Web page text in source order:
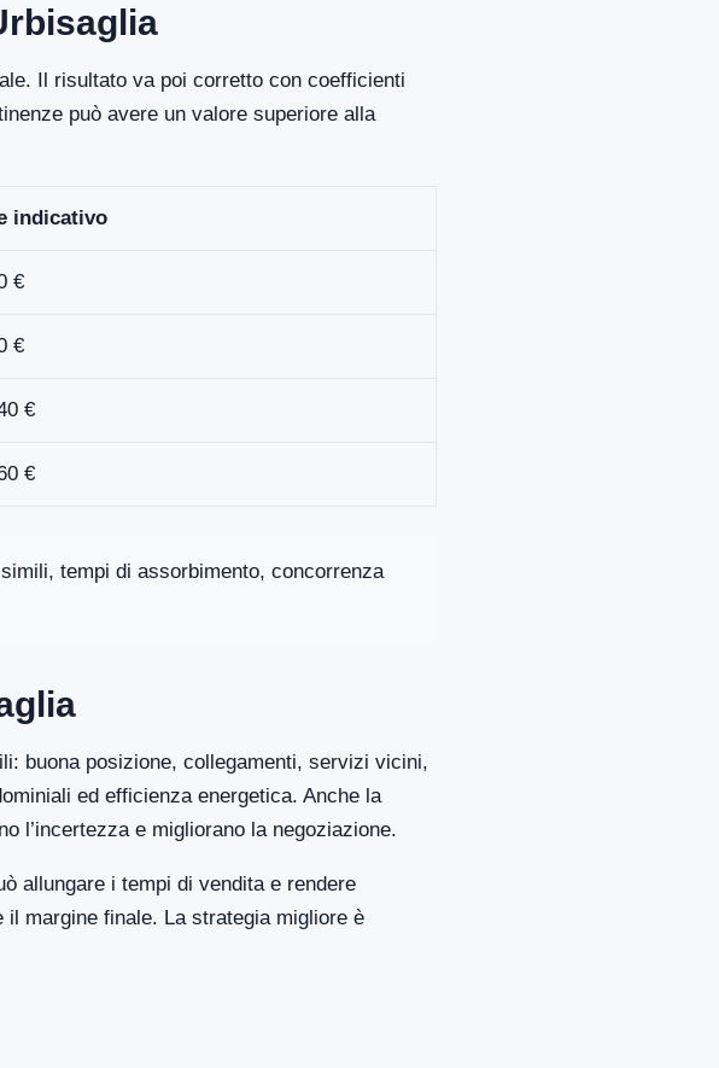
Il risultato va poi corretto con coefficienti
può avere un valore superiore alla
indicativo
€
€
€
€
tempi di assorbimento, concorrenza
buona posizione, collegamenti, servizi vicini,
ed efficienza energetica. Anche la
l’incertezza e migliorano la negoziazione.
allungare i tempi di vendita e rendere
margine finale. La strategia migliore è